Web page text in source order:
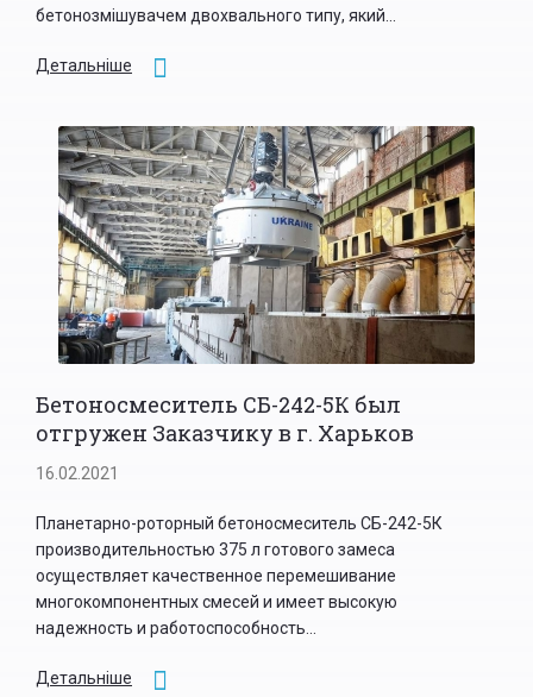
бетонозмішувачем двохвального типу, який...
Детальніше
Бетоносмеситель СБ-242-5К был
отгружен Заказчику в г. Харьков
16.02.2021
Планетарно-роторный бетоносмеситель СБ-242-5К
производительностью 375 л готового замеса
осуществляет качественное перемешивание
многокомпонентных смесей и имеет высокую
надежность и работоспособность...
Детальніше